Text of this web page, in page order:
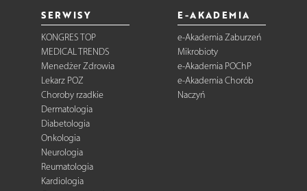
SERWISY
KONGRES TOP
MEDICAL TRENDS
Menedżer Zdrowia
Lekarz POZ
Choroby rzadkie
Dermatologia
Diabetologia
Onkologia
Neurologia
Reumatologia
Kardiologia
E-AKADEMIA
e-Akademia Zaburzeń
Mikrobioty
e-Akademia POChP
e-Akademia Chorób
Naczyń